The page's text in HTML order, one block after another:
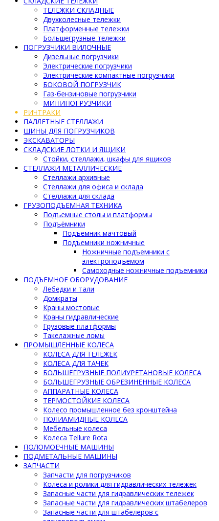
ТЕЛЕЖКИ СКЛАДНЫЕ
Двухколесные тележки
Платформенные тележки
Большегрузные тележки
ПОГРУЗЧИКИ ВИЛОЧНЫЕ
Дизельные погрузчики
Электрические погрузчики
Электрические компактные погрузчики
БОКОВОЙ ПОГРУЗЧИК
Газ-бензиновые погрузчики
МИНИПОГРУЗЧИКИ
РИЧТРАКИ
ПАЛЛЕТНЫЕ СТЕЛЛАЖИ
ШИНЫ ДЛЯ ПОГРУЗЧИКОВ
ЭКСКАВАТОРЫ
СКЛАДСКИЕ ЛОТКИ И ЯЩИКИ
Стойки, стеллажи, шкафы для ящиков
СТЕЛЛАЖИ МЕТАЛЛИЧЕСКИЕ
Стеллажи архивные
Стеллажи для офиса и склада
Стеллажи для склада
ГРУЗОПОДЪЕМНАЯ ТЕХНИКА
Подъемные столы и платформы
Подъёмники
Подъемник мачтовый
Подъемники ножничные
Ножничные подъемники с
электроподъемом
Самоходные ножничные подъемники
ПОДЪЕМНОЕ ОБОРУДОВАНИЕ
Лебедки и тали
Домкраты
Краны мостовые
Краны гидравлические
Грузовые платформы
Такелажные ломы
ПРОМЫШЛЕННЫЕ КОЛЕСА
КОЛЕСА ДЛЯ ТЕЛЕЖЕК
КОЛЕСА ДЛЯ ТАЧЕК
БОЛЬШЕГРУЗНЫЕ ПОЛИУРЕТАНОВЫЕ КОЛЕСА
БОЛЬШЕГРУЗНЫЕ ОБРЕЗИНЕННЫЕ КОЛЕСА
АППАРАТНЫЕ КОЛЕСА
ТЕРМОСТОЙКИЕ КОЛЕСА
Колесо промышленное без кронштейна
ПОЛИАМИДНЫЕ КОЛЕСА
Мебельные колеса
Колеса Tellure Rota
ПОЛОМОЕЧНЫЕ МАШИНЫ
ПОДМЕТАЛЬНЫЕ МАШИНЫ
ЗАПЧАСТИ
Запчасти для погрузчиков
Колеса и ролики для гидравлических тележек
Запасные части для гидравлических тележек
Запасные части для гидравлических штабелеров
Запасные части для штабелеров с